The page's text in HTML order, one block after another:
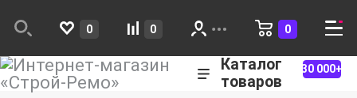
0 0 0
Каталог
товаров
30 000+